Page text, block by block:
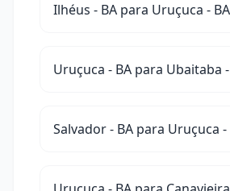
Ilhéus - BA para Uruçuca - BA
Uruçuca - BA para Ubaitaba
Salvador - BA para Uruçuca -